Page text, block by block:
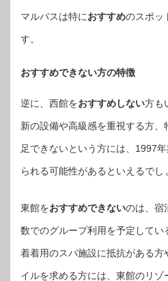
マルバスは特におすすめのスポッ
す。
おすすめできない方の特徴
逆に、西館をおすすめしない方も
新の設備や高級感を重視する方
足できないという方には、1997
られる可能性があるといえるでし
東館をおすすめできないのは、宿
数でのグループ利用を予定して
着着用のスパ施設に抵抗がある方
イルを求める方には、東館のリゾ